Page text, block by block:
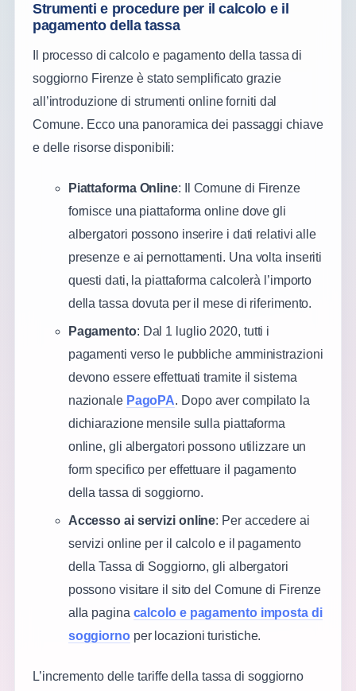
Strumenti e procedure per il calcolo e il
pagamento della tassa
Il processo di calcolo e pagamento della tassa di
soggiorno Firenze è stato semplificato grazie
all’introduzione di strumenti online forniti dal
Comune. Ecco una panoramica dei passaggi chiave
e delle risorse disponibili:
Piattaforma Online: Il Comune di Firenze
fornisce una piattaforma online dove gli
albergatori possono inserire i dati relativi alle
presenze e ai pernottamenti. Una volta inseriti
questi dati, la piattaforma calcolerà l’importo
della tassa dovuta per il mese di riferimento​​.
Pagamento: Dal 1 luglio 2020, tutti i
pagamenti verso le pubbliche amministrazioni
devono essere effettuati tramite il sistema
nazionale PagoPA. Dopo aver compilato la
dichiarazione mensile sulla piattaforma
online, gli albergatori possono utilizzare un
form specifico per effettuare il pagamento
della tassa di soggiorno​​.
Accesso ai servizi online: Per accedere ai
servizi online per il calcolo e il pagamento
della Tassa di Soggiorno, gli albergatori
possono visitare il sito del Comune di Firenze
alla pagina calcolo e pagamento imposta di
soggiorno per locazioni turistiche.
L’incremento delle tariffe della tassa di soggiorno